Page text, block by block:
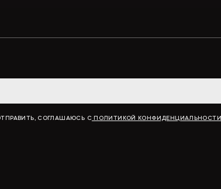
СОГЛАШАЮСЬ СПОЛИТИКОЙ КОНФИДЕНЦИАЛЬНОСТИ